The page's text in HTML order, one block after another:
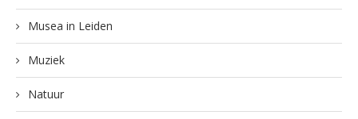
Musea in Leiden
Muziek
Natuur